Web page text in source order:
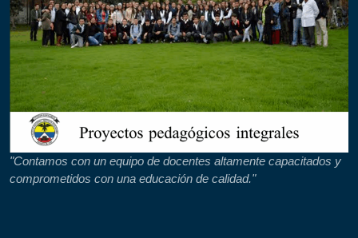
"Contamos con un equipo de docentes altamente capacitados y
comprometidos con una educación de calidad."